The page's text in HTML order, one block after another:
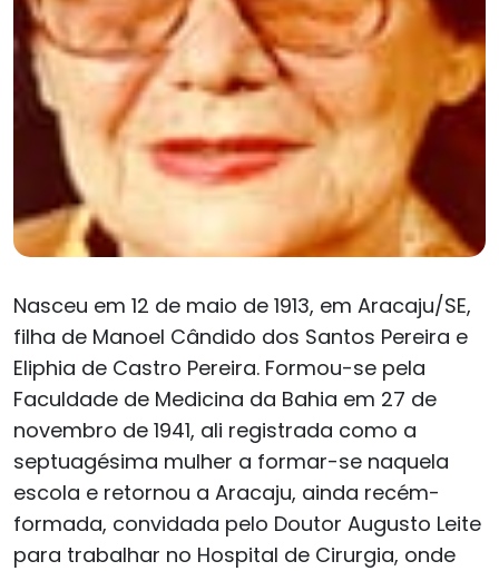
Nasceu em 12 de maio de 1913, em Aracaju/SE,
filha de Manoel Cândido dos Santos Pereira e
Eliphia de Castro Pereira. Formou-se pela
Faculdade de Medicina da Bahia em 27 de
novembro de 1941, ali registrada como a
septuagésima mulher a formar-se naquela
escola e retornou a Aracaju, ainda recém-
formada, convidada pelo Doutor Augusto Leite
para trabalhar no Hospital de Cirurgia, onde